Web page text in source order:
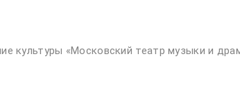
культуры «Московский театр музыки и